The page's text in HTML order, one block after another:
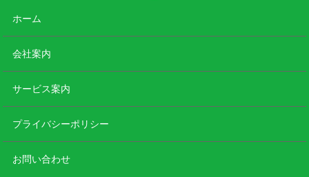
ホーム
会社案内
サービス案内
プライバシーポリシー
お問い合わせ